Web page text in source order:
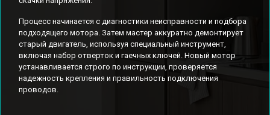
Процесс начинается с диагностики неисправности и подбора
подходящего мотора. Затем мастер аккуратно демонтирует
старый двигатель, используя специальный инструмент,
включая набор отверток и гаечных ключей. Новый мотор
устанавливается строго по инструкции, проверяется
надежность крепления и правильность подключения
проводов.